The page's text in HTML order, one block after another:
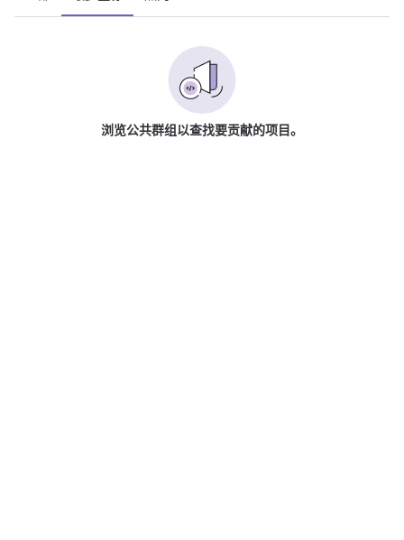
浏览公共群组以查找要贡献的项目。